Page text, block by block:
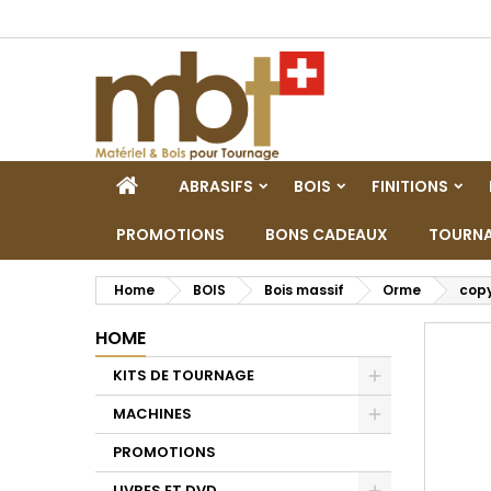
HOMEABRASIFS BOIS FINITIONS
PROMOTIONS BONS CADEAUX
Home BOIS Bois massif Orme
HOME
KITS DE TOURNAGE
MACHINES
PROMOTIONS